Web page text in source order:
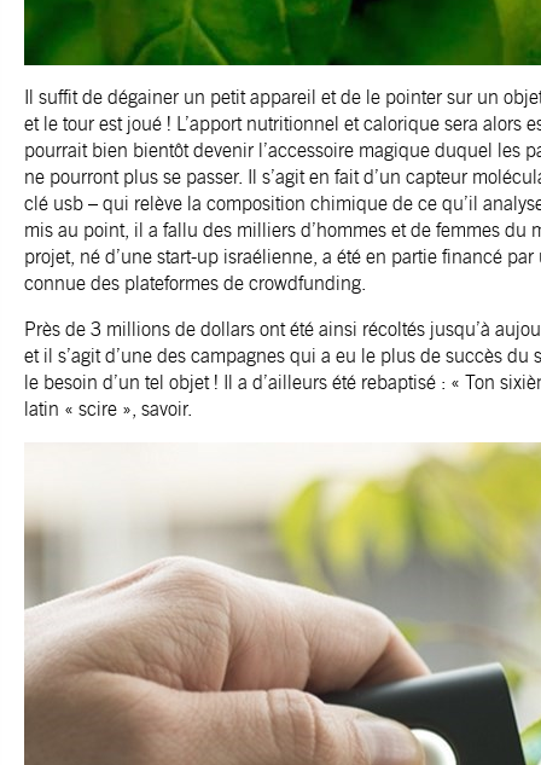
Il suffit de dégainer un petit appareil et de le pointer sur un
et le tour est joué ! L’apport nutritionnel et calorique sera alors
pourrait bien bientôt devenir l’accessoire magique duquel les
ne pourront plus se passer. Il s’agit en fait d’un capteur
clé usb – qui relève la composition chimique de ce qu’il
mis au point, il a fallu des milliers d’hommes et de femmes du
projet, né d’une start-up israélienne, a été en partie financé
connue des plateformes de crowdfunding.
Près de 3 millions de dollars ont été ainsi récoltés jusqu’à
et il s’agit d’une des campagnes qui a eu le plus de succès
le besoin d’un tel objet ! Il a d’ailleurs été rebaptisé : « Ton
latin « scire », savoir.